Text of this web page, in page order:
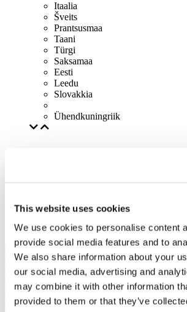
This website uses cookies
We use cookies to personalise content
provide social media features and to
We also share information about your
our social media, advertising and
may combine it with other information
provided to them or that they’ve
Itaalia
Šveits
Prantsusmaa
Taani
Türgi
Saksamaa
Eesti
Leedu
Slovakkia
Ühendkuningriik